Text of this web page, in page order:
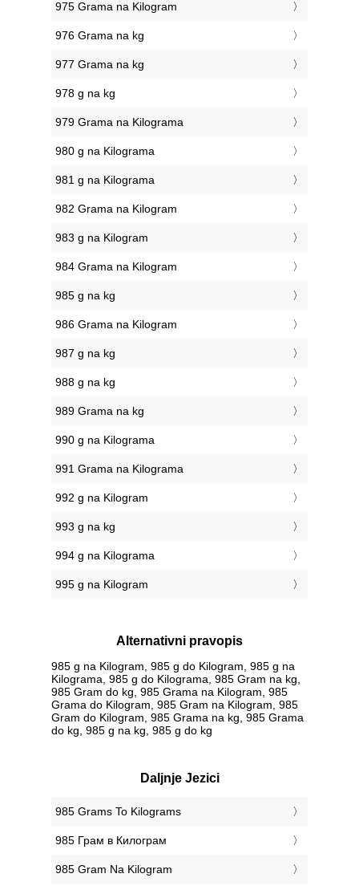
975 Grama na Kilogram
976 Grama na kg
977 Grama na kg
978 g na kg
979 Grama na Kilograma
980 g na Kilograma
981 g na Kilograma
982 Grama na Kilogram
983 g na Kilogram
984 Grama na Kilogram
985 g na kg
986 Grama na Kilogram
987 g na kg
988 g na kg
989 Grama na kg
990 g na Kilograma
991 Grama na Kilograma
992 g na Kilogram
993 g na kg
994 g na Kilograma
995 g na Kilogram
Alternativni pravopis
985 g na Kilogram, 985 g do Kilogram, 985 g na
Kilograma, 985 g do Kilograma, 985 Gram na kg,
985 Gram do kg, 985 Grama na Kilogram, 985
Grama do Kilogram, 985 Gram na Kilogram, 985
Gram do Kilogram, 985 Grama na kg, 985 Grama
do kg, 985 g na kg, 985 g do kg
Daljnje Jezici
‎985 Grams To Kilograms
‎985 Грам в Килограм
‎985 Gram Na Kilogram